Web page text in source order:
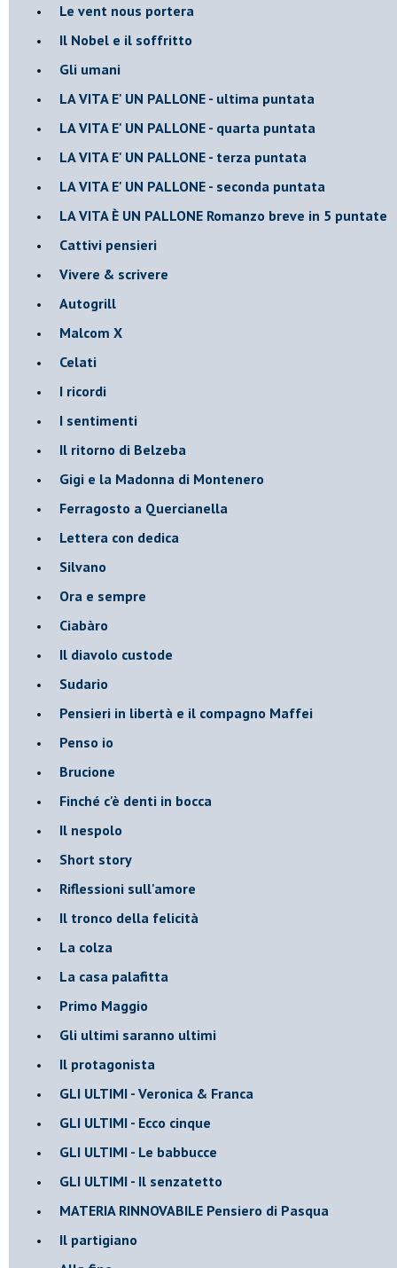
Le vent nous portera
Il Nobel e il soffritto
Gli umani
LA VITA E' UN PALLONE - ultima puntata
LA VITA E' UN PALLONE - quarta puntata
LA VITA E' UN PALLONE - terza puntata
LA VITA E' UN PALLONE - seconda puntata
LA VITA È UN PALLONE Romanzo breve in 5 puntate
Cattivi pensieri
Vivere & scrivere
Autogrill
Malcom X
Celati
I ricordi
I sentimenti
Il ritorno di Belzeba
Gigi e la Madonna di Montenero
Ferragosto a Quercianella
Lettera con dedica
Silvano
Ora e sempre
Ciabàro
Il diavolo custode
Sudario
Pensieri in libertà e il compagno Maffei
Penso io
Brucione
Finché c'è denti in bocca
Il nespolo
Short story
Riflessioni sull'amore
Il tronco della felicità
La colza
La casa palafitta
Primo Maggio
Gli ultimi saranno ultimi
Il protagonista
GLI ULTIMI - Veronica & Franca
GLI ULTIMI - Ecco cinque
GLI ULTIMI - Le babbucce
GLI ULTIMI - Il senzatetto
MATERIA RINNOVABILE Pensiero di Pasqua
Il partigiano